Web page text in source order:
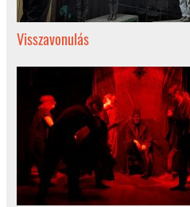
Visszavonulás